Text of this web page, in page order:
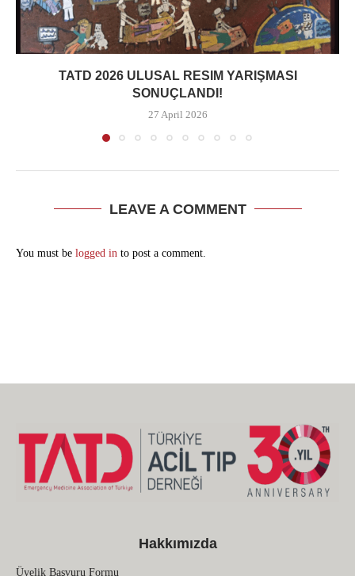
TATD 2026 ULUSAL RESIM YARIŞMASI
SONUÇLANDI!
27 April 2026
LEAVE A COMMENT
You must be logged in to post a comment.
Hakkımızda
Üyelik Başvuru Formu